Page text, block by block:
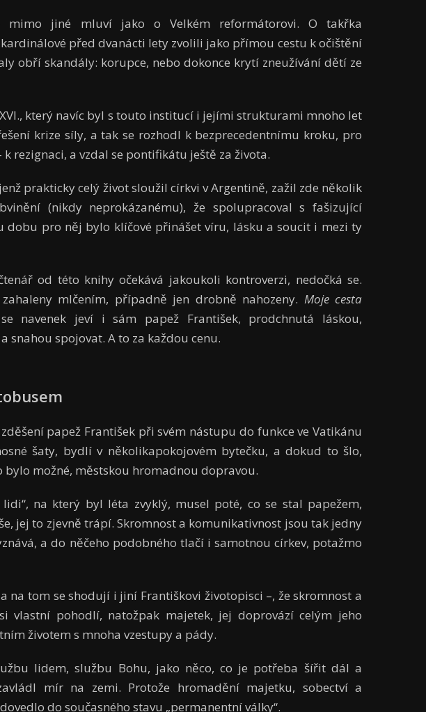
mimo jiné mluví jako o Velkém reformátorovi. O takřka
kardinálové před dvanácti lety zvolili jako přímou cestu k očištění
obří skandály: korupce, nebo dokonce krytí zneužívání dětí ze
který navíc byl s touto institucí i jejími strukturami mnoho let
krize síly, a tak se rozhodl k bezprecedentnímu kroku, pro
k rezignaci, a vzdal se pontifikátu ještě za života.
prakticky celý život sloužil církvi v Argentině, zažil zde několik
(nikdy neprokázanému), že spolupracoval s fašizující
dobu pro něj bylo klíčové přinášet víru, lásku a soucit i mezi ty
od této knihy očekává jakoukoli kontroverzi, nedočká se.
mlčením, případně jen drobně nahozeny. Moje cesta
navenek jeví i sám papež František, prodchnutá láskou,
snahou spojovat. A to za každou cenu.
papež František při svém nástupu do funkce ve Vatikánu
šaty, bydlí v několikapokojovém bytečku, a dokud to šlo,
bylo možné, městskou hromadnou dopravou.
lidi“, na který byl léta zvyklý, musel poté, co se stal papežem,
jej to zjevně trápí. Skromnost a komunikativnost jsou tak jedny
a do něčeho podobného tlačí i samotnou církev, potažmo
na tom se shodují i jiní Františkovi životopisci –, že skromnost a
vlastní pohodlí, natožpak majetek, jej doprovází celým jeho
životem s mnoha vzestupy a pády.
lidem, službu Bohu, jako něco, co je potřeba šířit dál a
mír na zemi. Protože hromadění majetku, sobectví a
do současného stavu „permanentní války“.